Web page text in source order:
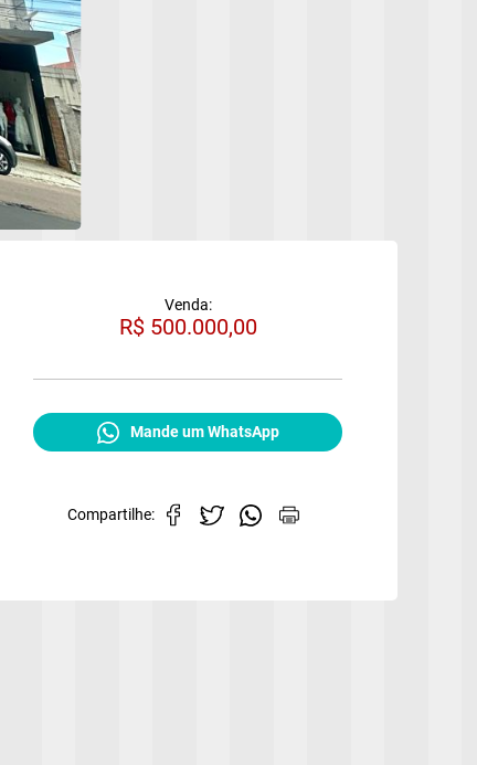
Venda:
R$ 500.000,00
Mande um WhatsApp
Compartilhe: